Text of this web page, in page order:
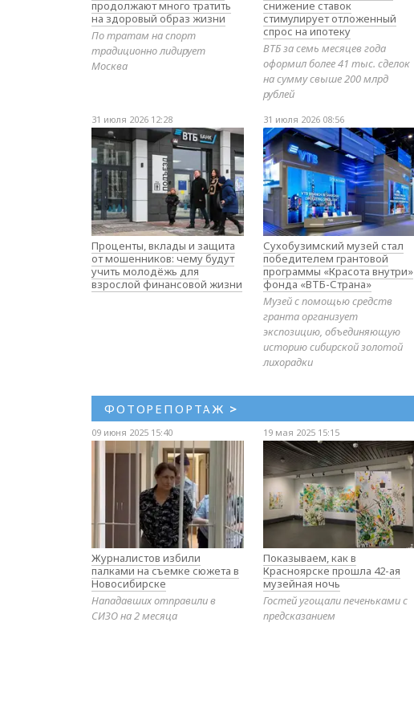
продолжают много тратить
на здоровый образ жизни
По тратам на спорт
традиционно лидирует
Москва
снижение ставок
стимулирует отложенный
спрос на ипотеку
ВТБ за семь месяцев года
оформил более 41 тыс. сделок
на сумму свыше 200 млрд
рублей
31 июля 2026 12:28
Проценты, вклады и защита
от мошенников: чему будут
учить молодёжь для
взрослой финансовой жизни
31 июля 2026 08:56
Сухобузимский музей стал
победителем грантовой
программы «Красота внутри»
фонда «ВТБ-Страна»
Музей с помощью средств
гранта организует
экспозицию, объединяющую
историю сибирской золотой
лихорадки
ФОТОРЕПОРТАЖ >
09 июня 2025 15:40
Журналистов избили
палками на съемке сюжета в
Новосибирске
Нападавших отправили в
СИЗО на 2 месяца
19 мая 2025 15:15
Показываем, как в
Красноярске прошла 42-ая
музейная ночь
Гостей угощали печеньками с
предсказанием